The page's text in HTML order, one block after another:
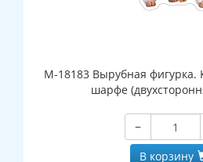
М-18183 Вырубная фигурка.
шарфе
−
В корзину